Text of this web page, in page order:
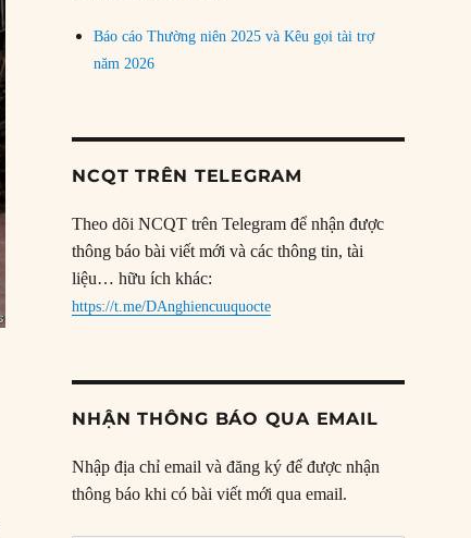
Báo cáo Thường niên 2025 và Kêu gọi tài trợ
năm 2026
NCQT TRÊN TELEGRAM
Theo dõi NCQT trên Telegram để nhận được
thông báo bài viết mới và các thông tin, tài
liệu… hữu ích khác:
https://t.me/DAnghiencuuquocte
NHẬN THÔNG BÁO QUA EMAIL
Nhập địa chỉ email và đăng ký để được nhận
thông báo khi có bài viết mới qua email.